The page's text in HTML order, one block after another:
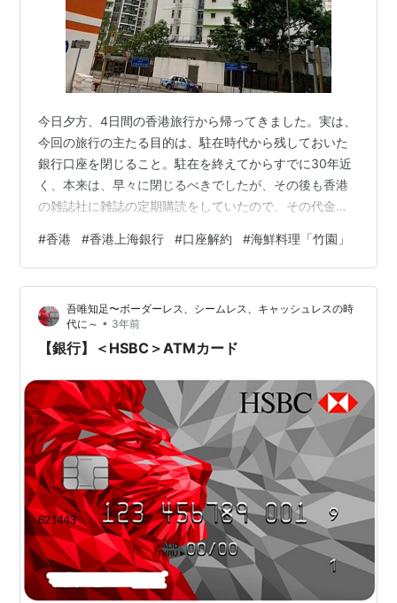
今日夕方、4日間の香港旅行から帰ってきました。実は、
今回の旅行の主たる目的は、駐在時代から残しておいた
銀行口座を閉じること。駐在を終えてからすでに30年近
く、本来は、早々に閉じるべきでしたが、その後も香港
の雑誌社に雑誌の定期購読をしていたので、その代金の
銀行の口座を残しておく必要があったのです。でも今で
は、支払いがクレジットカードでもできることが分か
り、口座は要らなくなりました。 で、香港到着の翌日、
香港島セントラル（中環）の香港上海銀行（HSBC）本店
に行き、解約の手続きを取りました。必要なものは現時
点のパスポート、銀行から送られてきたステー…
#香港 #香港上海銀行 #口座解約 #海鮮料理「竹園」
吾唯知足〜ボーダーレス、シームレス、キャッシュレスの時
代に～ • 3年前
【銀行】＜HSBC＞ATMカード